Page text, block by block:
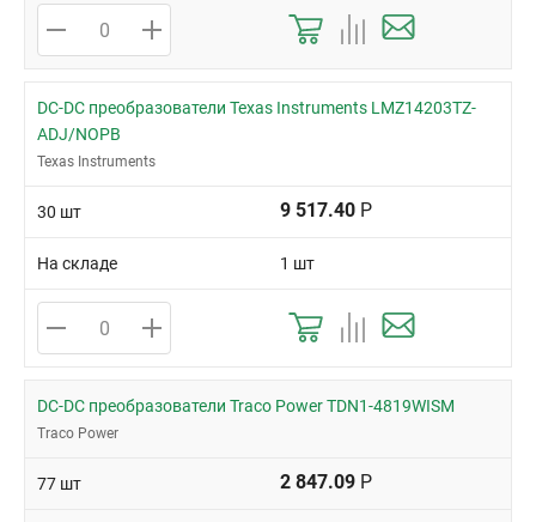
DC-DC преобразователи Texas Instruments LMZ14203TZ-
ADJ/NOPB
Texas Instruments
30 шт 9 517.40 Р
На складе 1 шт
DC-DC преобразователи Traco Power TDN1-4819WISM
Traco Power
77 шт 2 847.09 Р